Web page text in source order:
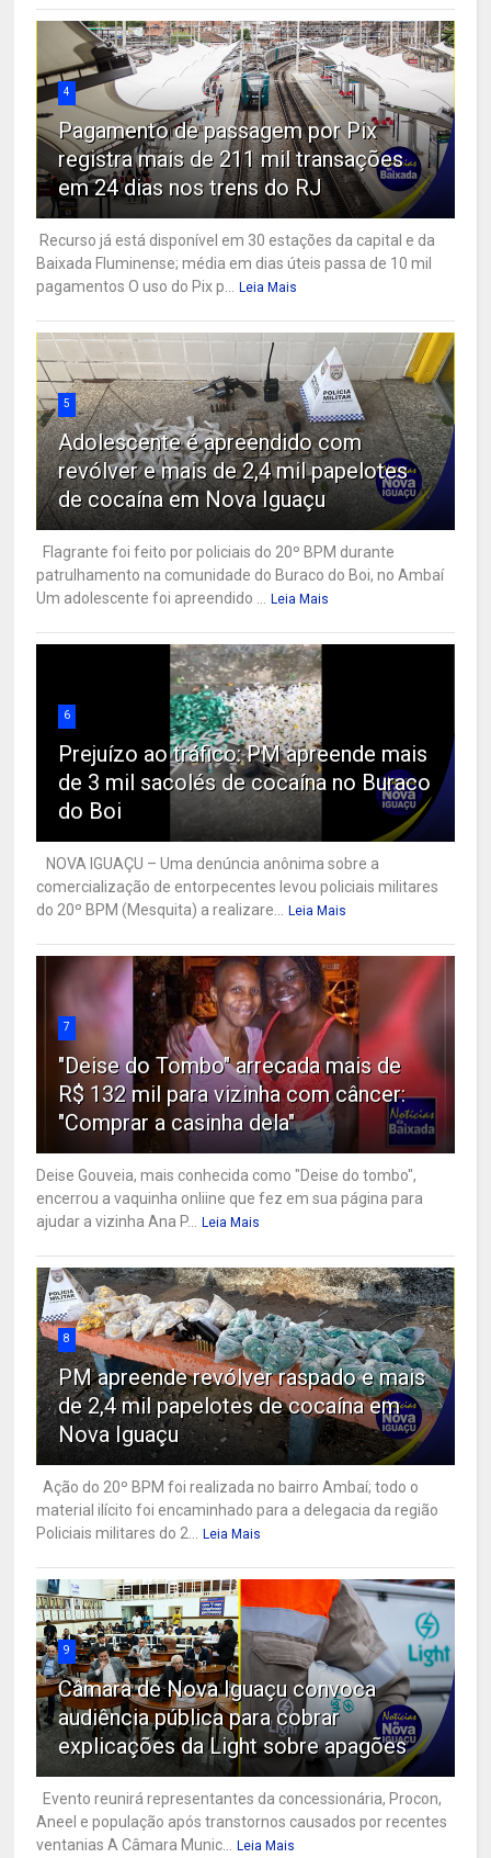
4
Pagamento de passagem por Pix
registra mais de 211 mil transações
em 24 dias nos trens do RJ
Recurso já está disponível em 30 estações da capital e da
Baixada Fluminense; média em dias úteis passa de 10 mil
pagamentos O uso do Pix p... Leia Mais
5
Adolescente é apreendido com
revólver e mais de 2,4 mil papelotes
de cocaína em Nova Iguaçu
Flagrante foi feito por policiais do 20º BPM durante
patrulhamento na comunidade do Buraco do Boi, no Ambaí
Um adolescente foi apreendido ... Leia Mais
6
Prejuízo ao tráfico: PM apreende mais
de 3 mil sacolés de cocaína no Buraco
do Boi
NOVA IGUAÇU – Uma denúncia anônima sobre a
comercialização de entorpecentes levou policiais militares
do 20º BPM (Mesquita) a realizare... Leia Mais
7
"Deise do Tombo" arrecada mais de
R$ 132 mil para vizinha com câncer:
"Comprar a casinha dela"
Deise Gouveia, mais conhecida como "Deise do tombo",
encerrou a vaquinha onliine que fez em sua página para
ajudar a vizinha Ana P... Leia Mais
8
PM apreende revólver raspado e mais
de 2,4 mil papelotes de cocaína em
Nova Iguaçu
Ação do 20º BPM foi realizada no bairro Ambaí; todo o
material ilícito foi encaminhado para a delegacia da região
Policiais militares do 2... Leia Mais
9
Câmara de Nova Iguaçu convoca
audiência pública para cobrar
explicações da Light sobre apagões
Evento reunirá representantes da concessionária, Procon,
Aneel e população após transtornos causados por recentes
ventanias A Câmara Munic... Leia Mais